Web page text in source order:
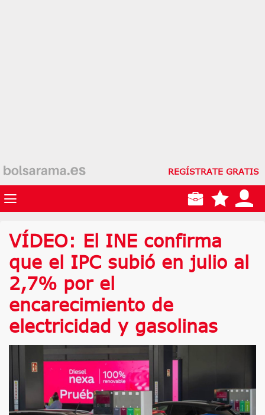
REGÍSTRATE GRATIS
VÍDEO: El INE confirma
que el IPC subió en julio al
2,7% por el
encarecimiento de
electricidad y gasolinas